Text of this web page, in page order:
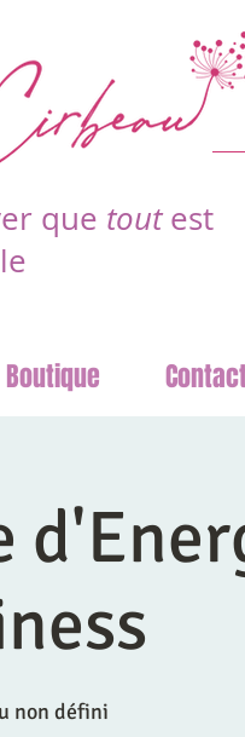
que toutest
Boutique
non défini